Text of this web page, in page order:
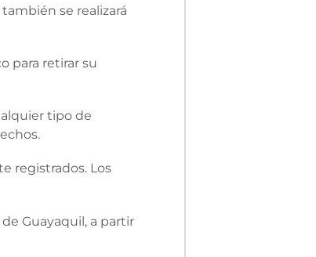
se realizará
para retirar su
tipo de
registrados. Los
Guayaquil, a partir